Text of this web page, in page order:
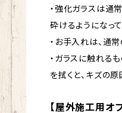
・強化ガラスは通
砕けるようになって
・お手入れは、通
・ガラスに触れる
を拭くと、キズの原
【屋外施工用オ